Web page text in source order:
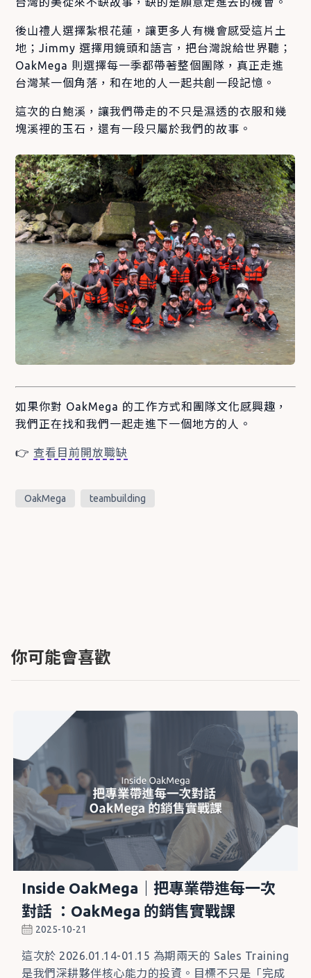
後山禮人選擇紮根花蓮，讓更多人有機會感受這片土
地；Jimmy 選擇用鏡頭和語言，把台灣說給世界聽；
OakMega 則選擇每一季都帶著整個團隊，真正走進
台灣某一個角落，和在地的人一起共創一段記憶。
這次的白鮑溪，讓我們帶走的不只是濕透的衣服和幾
塊溪裡的玉石，還有一段只屬於我們的故事。
如果你對 OakMega 的工作方式和團隊文化感興趣，
我們正在找和我們一起走進下一個地方的人。
👉 查看目前開放職缺
OakMega teambuilding
你可能會喜歡
Inside OakMega｜把專業帶進每一次
對話 ：OakMega 的銷售實戰課
2025-10-21
這次於 2026.01.14-01.15 為期兩天的 Sales Training
是我們深耕夥伴核心能力的投資。目標不只是「完成